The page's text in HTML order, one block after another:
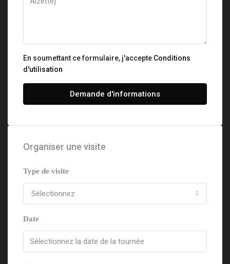
En soumettant ce formulaire, j'accepte Conditions
d'utilisation
Demande d'informations
Organiser une visite
Type de visite
Sélectionnez
Date